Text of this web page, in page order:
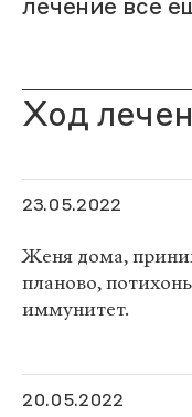
лечение все
Ход
23.05.2022
Женя дома,
планово,
иммунитет.
20.05.2022